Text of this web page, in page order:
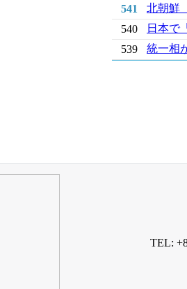
541
北朝鮮
540
日本で
539
統一相
TEL: